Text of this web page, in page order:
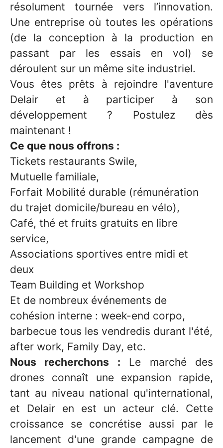
résolument tournée vers l’innovation.
Une entreprise où toutes les opérations
(de la conception à la production en
passant par les essais en vol) se
déroulent sur un même site industriel.
Vous êtes prêts à rejoindre l'aventure
Delair et à participer à son
développement ? Postulez dès
maintenant !
Ce que nous offrons :
Tickets restaurants Swile,
Mutuelle familiale,
Forfait Mobilité durable (rémunération
du trajet domicile/bureau en vélo),
Café, thé et fruits gratuits en libre
service,
Associations sportives entre midi et
deux
Team Building et Workshop
Et de nombreux événements de
cohésion interne : week-end corpo,
barbecue tous les vendredis durant l'été,
after work, Family Day, etc.
Nous recherchons : Le marché des
drones connaît une expansion rapide,
tant au niveau national qu'international,
et Delair en est un acteur clé. Cette
croissance se concrétise aussi par le
lancement d'une grande campagne de